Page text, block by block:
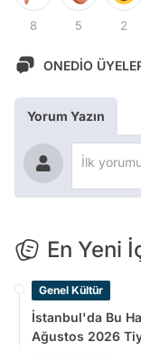
8 5 2
ONEDİO
Yorum Yazın
En Yeni
Genel Kültür
İstanbul'da Bu
Ağustos 2026